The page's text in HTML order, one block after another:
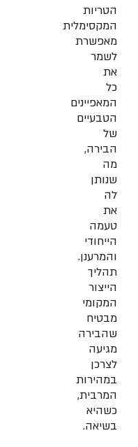
הטריות
המקסימלית
מאפשרת
לשמר
את
כל
המאפיינים
הטבעיים
של
הבירה,
מה
שנותן
לה
את
טעמה
הייחודי
והמרענן.
תהליך
הייצור
המקומי
מבטיח
שהבירה
מגיעה
לצרכן
במהירות
המרבית,
כשהיא
בשיאה.